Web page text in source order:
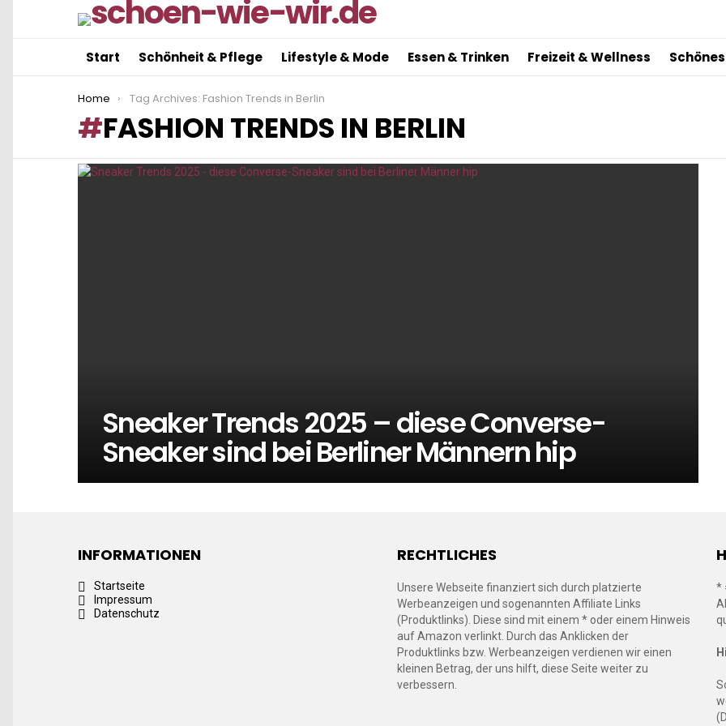
Start Schönheit & Pflege Lifestyle & Mode Essen & Trinken Freizeit & Wellness
You are here:
Home Tag Archives: Fashion Trends in Berlin
FASHION TRENDS IN BERLIN
LATEST
Sneaker Trends 2025 – diese Converse-
Sneaker sind bei Berliner Männern hip
INFORMATIONEN
Startseite
Impressum
Datenschutz
RECHTLICHES
Unsere Webseite finanziert sich durch platzierte
Werbeanzeigen und sogenannten Affiliate Links
(Produktlinks). Diese sind mit einem * oder einem Hinweis
auf Amazon verlinkt. Durch das Anklicken der
Produktlinks bzw. Werbeanzeigen verdienen wir einen
kleinen Betrag, der uns hilft, diese Seite weiter zu
verbessern.
*